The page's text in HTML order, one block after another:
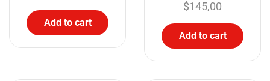
Add to cart
$145,00
Add to cart